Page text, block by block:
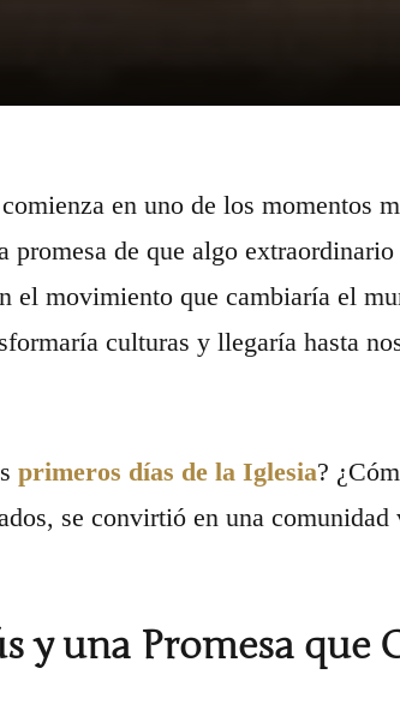
en uno de los momentos
promesa de que algo
el movimiento que cambiaría el
culturas y llegaría hasta
primeros días de la Iglesia?
se convirtió en una comunidad
y una Promesa que